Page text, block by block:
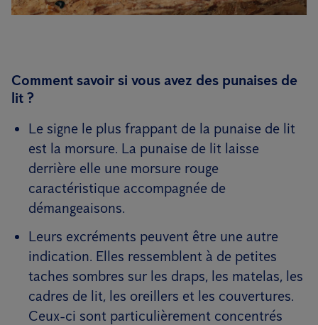
Comment savoir si vous avez des punaises de
lit ?
Le signe le plus frappant de la punaise de lit
est la morsure. La punaise de lit laisse
derrière elle une morsure rouge
caractéristique accompagnée de
démangeaisons.
Leurs excréments peuvent être une autre
indication. Elles ressemblent à de petites
taches sombres sur les draps, les matelas, les
cadres de lit, les oreillers et les couvertures.
Ceux-ci sont particulièrement concentrés